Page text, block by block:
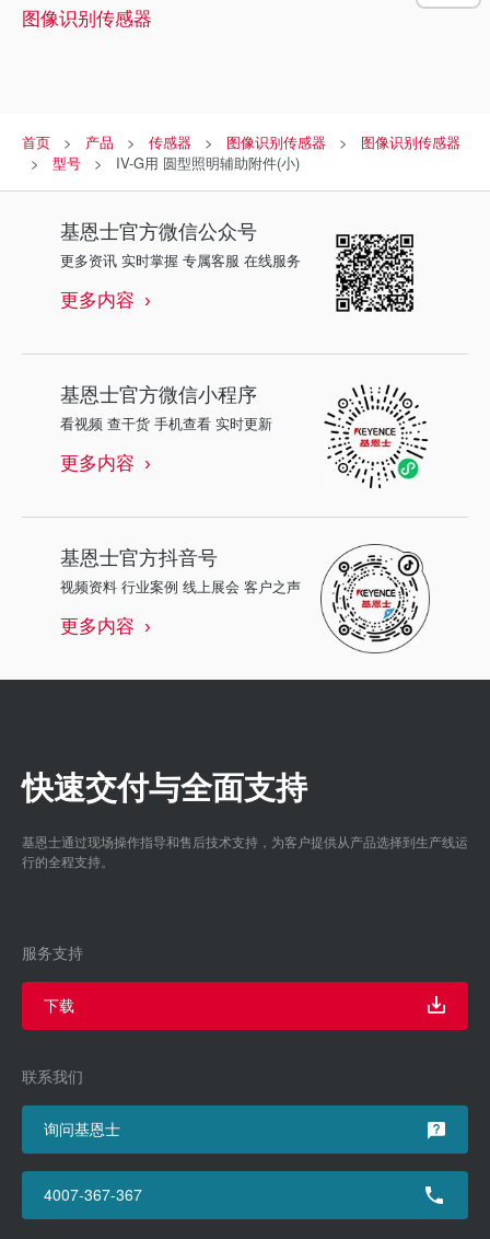
图像识别传感器
首页 产品 传感器 图像识别传感器
图像识别传感器
型号
IV-G用 圆型照明辅助附件(小)
基恩士官方微信公众号
更多资讯 实时掌握 专属客服 在线服务
更多内容
基恩士官方微信小程序
看视频 查干货 手机查看 实时更新
更多内容
基恩士官方抖音号
视频资料 行业案例 线上展会 客户之声
更多内容
快速交付与全面支持
基恩士通过现场操作指导和售后技术支持，为客户提供从产品选择到生产线运
行的全程支持。
服务支持
下载
联系我们
询问基恩士
4007-367-367